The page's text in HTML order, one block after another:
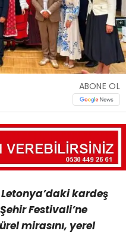
ABONE OL
kardeş
Festivali’ne
mirasını, yerel